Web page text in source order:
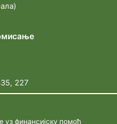
227
уз финансијску помоћ